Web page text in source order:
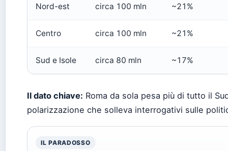
Nord-est circa 100 mln ~21%
Centro circa 100 mln ~21%
Sud e Isole circa 80 mln ~17%
Il dato chiave: Roma da sola pesa più di tutto il
polarizzazione che solleva interrogativi sulle
IL PARADOSSO